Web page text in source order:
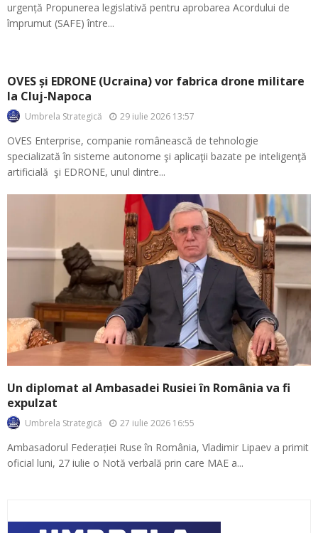
urgență Propunerea legislativă pentru aprobarea Acordului de
împrumut (SAFE) între...
OVES și EDRONE (Ucraina) vor fabrica drone militare
la Cluj-Napoca
Umbrela Strategică 29 iulie 2026 13:57
OVES Enterprise, companie românească de tehnologie
specializată în sisteme autonome şi aplicaţii bazate pe inteligenţă
artificială şi EDRONE, unul dintre...
Un diplomat al Ambasadei Rusiei în România va fi
expulzat
Umbrela Strategică 27 iulie 2026 16:55
Ambasadorul Federației Ruse în România, Vladimir Lipaev a primit
oficial luni, 27 iulie o Notă verbală prin care MAE a...